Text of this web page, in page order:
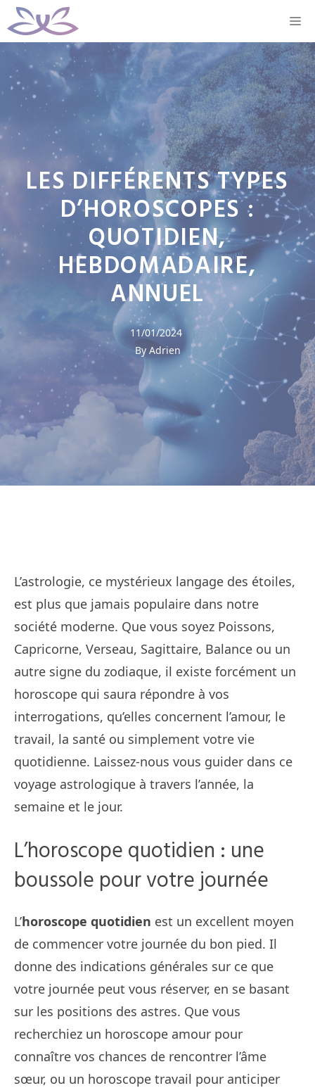
Aller
au
contenu
LES DIFFÉRENTS TYPES
D’HOROSCOPES :
QUOTIDIEN,
HEBDOMADAIRE,
ANNUEL
11/01/2024
By Adrien
L’astrologie, ce mystérieux langage des étoiles,
est plus que jamais populaire dans notre
société moderne. Que vous soyez Poissons,
Capricorne, Verseau, Sagittaire, Balance ou un
autre signe du zodiaque, il existe forcément un
horoscope qui saura répondre à vos
interrogations, qu’elles concernent l’amour, le
travail, la santé ou simplement votre vie
quotidienne. Laissez-nous vous guider dans ce
voyage astrologique à travers l’année, la
semaine et le jour.
L’horoscope quotidien : une
boussole pour votre journée
L’horoscope quotidien est un excellent moyen
de commencer votre journée du bon pied. Il
donne des indications générales sur ce que
votre journée peut vous réserver, en se basant
sur les positions des astres. Que vous
recherchiez un horoscope amour pour
connaître vos chances de rencontrer l’âme
sœur, ou un horoscope travail pour anticiper